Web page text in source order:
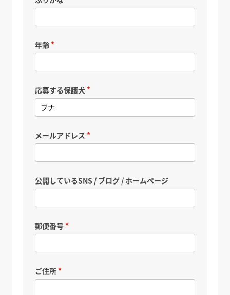
年齢
応募する保護犬
メールアドレス
公開しているSNS / ブログ / ホームページ
郵便番号
ご住所